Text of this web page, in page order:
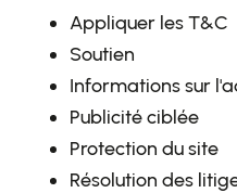
Appliquer les T&C
Soutien
Informations sur
Publicité ciblée
Protection du site
Résolution des